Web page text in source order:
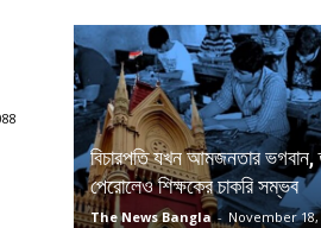
বিচারপতি যখন আমজনতার
পেরোলেও শিক্ষকের চাকরি সম্ভব
The News Bangla - November 18,